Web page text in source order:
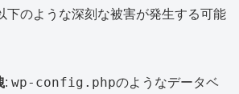
下のような深刻な被害が発生する可能
:wp-config.phpのようなデータベ